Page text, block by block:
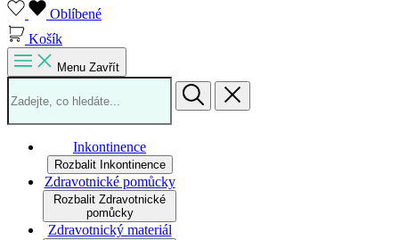
Oblíbené
Košík
Menu Zavřít
Inkontinence
Rozbalit Inkontinence
Zdravotnické pomůcky
Rozbalit Zdravotnické
pomůcky
Zdravotnický materiál